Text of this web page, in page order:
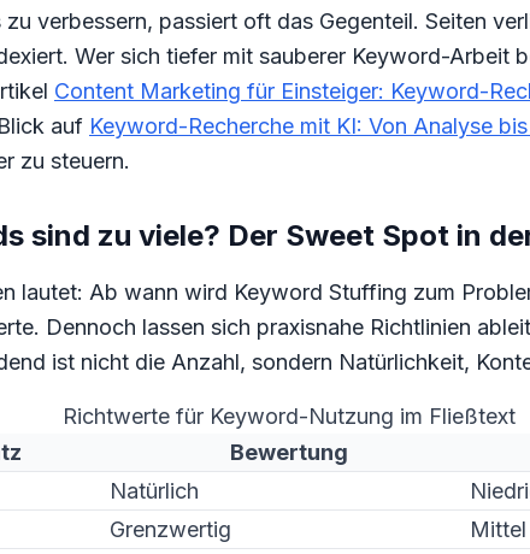
verbessern, passiert oft das Gegenteil. Seiten
Wer sich tiefer mit sauberer Keyword-Arbeit
Content Marketing für Einsteiger: Keyword-
auf Keyword-Recherche mit KI: Von Analyse
zu steuern.
sind zu viele? Der Sweet Spot in
lautet: Ab wann wird Keyword Stuffing zum
Dennoch lassen sich praxisnahe Richtlinien
ist nicht die Anzahl, sondern Natürlichkeit,
Richtwerte für Keyword-Nutzung im Fließtext
Bewertung
Natürlich
Grenzwertig
Mittel